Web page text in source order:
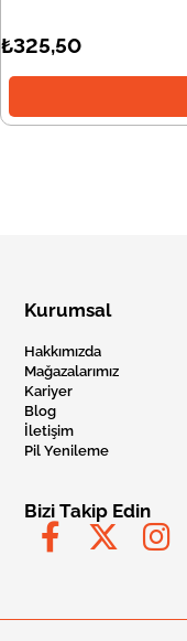
₺325,50
Kurumsal
Hakkımızda
Mağazalarımız
Kariyer
Blog
İletişim
Pil Yenileme
Bizi Takip Edin